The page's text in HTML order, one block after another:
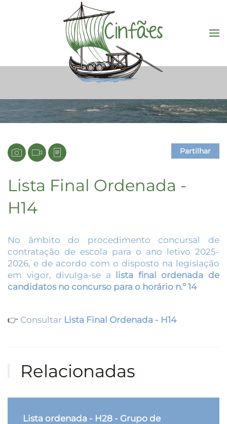
Saltar para o conteúdo principal
Partilhar
Lista Final Ordenada -
H14
No âmbito do procedimento concursal de
contratação de escola para o ano letivo 2025-
2026, e de acordo com o disposto na legislação
em vigor, divulga-se a lista final ordenada de
candidatos no concurso para o horário n.º 14
👉 Consultar Lista Final Ordenada - H14
Relacionadas
Lista ordenada - H28 - Grupo de